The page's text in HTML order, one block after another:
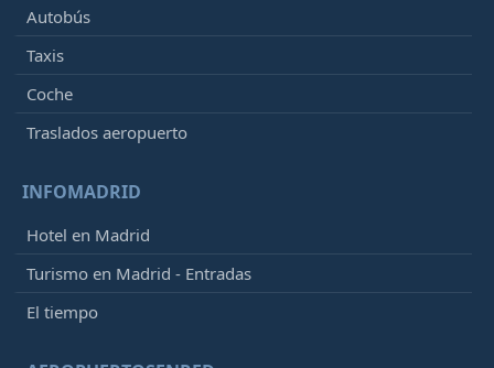
Autobús
Taxis
Coche
Traslados aeropuerto
INFOMADRID
Hotel en Madrid
Turismo en Madrid - Entradas
El tiempo